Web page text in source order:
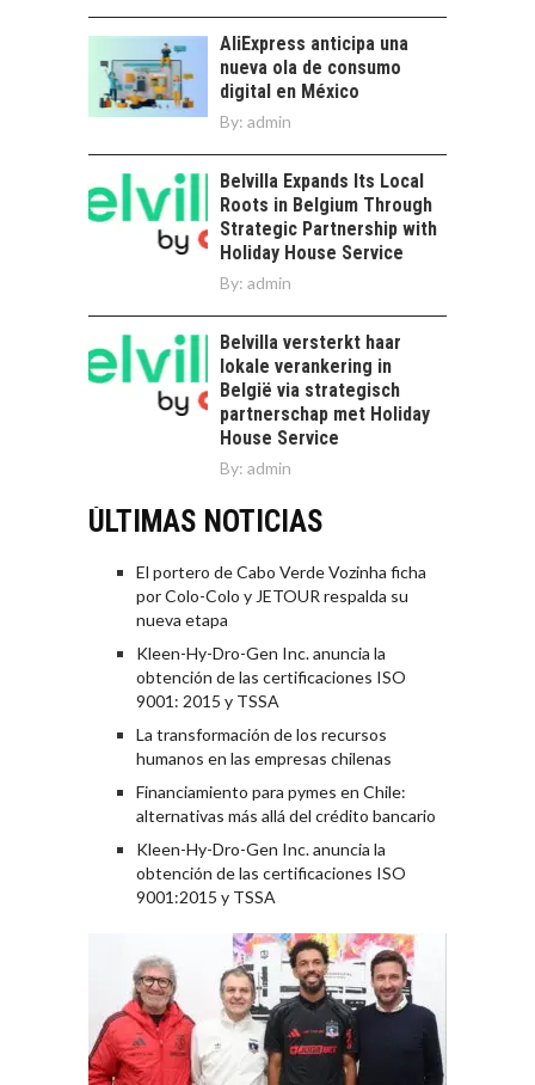
AliExpress anticipa una
nueva ola de consumo
digital en México
By: admin
Belvilla Expands Its Local
Roots in Belgium Through
Strategic Partnership with
Holiday House Service
By: admin
Belvilla versterkt haar
lokale verankering in
België via strategisch
partnerschap met Holiday
House Service
By: admin
ÚLTIMAS NOTICIAS
El portero de Cabo Verde Vozinha ficha
por Colo-Colo y JETOUR respalda su
nueva etapa
Kleen-Hy-Dro-Gen Inc. anuncia la
obtención de las certificaciones ISO
9001: 2015 y TSSA
La transformación de los recursos
humanos en las empresas chilenas
Financiamiento para pymes en Chile:
alternativas más allá del crédito bancario
Kleen-Hy-Dro-Gen Inc. anuncia la
obtención de las certificaciones ISO
9001:2015 y TSSA